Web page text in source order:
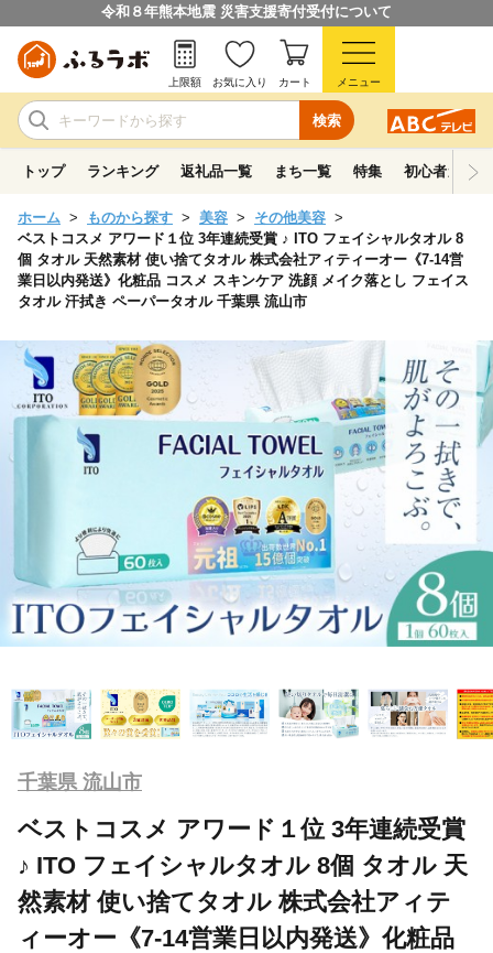
令和８年熊本地震 災害支援寄付受付について
検索
上限額 お気に入り カート メニュー
トップ ランキング 返礼品一覧 まち一覧 特集 初心者ガイド
ホーム ものから探す 美容
その他美容
ベストコスメ アワード１位 3年連続受賞 ♪ ITO フェイシャルタオル 8
個 タオル 天然素材 使い捨てタオル 株式会社アィティーオー《7-14営
業日以内発送》化粧品 コスメ スキンケア 洗顔 メイク落とし フェイス
タオル 汗拭き ペーパータオル 千葉県 流山市
千葉県 流山市
ベストコスメ アワード１位 3年連続受賞
♪ ITO フェイシャルタオル 8個 タオル 天
然素材 使い捨てタオル 株式会社アィテ
ィーオー《7-14営業日以内発送》化粧品